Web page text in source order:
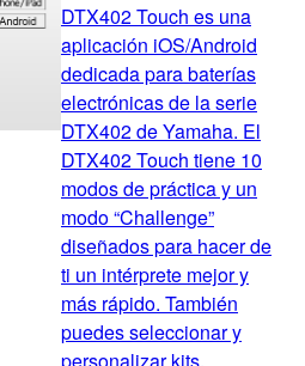
DTX402 Touch es una
aplicación iOS/Android
dedicada para baterías
electrónicas de la serie
DTX402 de Yamaha. El
DTX402 Touch tiene 10
modos de práctica y un
modo “Challenge”
diseñados para hacer de
ti un intérprete mejor y
más rápido. También
puedes seleccionar y
personalizar kits,